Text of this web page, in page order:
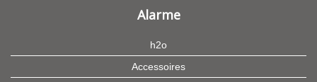
Alarme
h2o
Accessoires